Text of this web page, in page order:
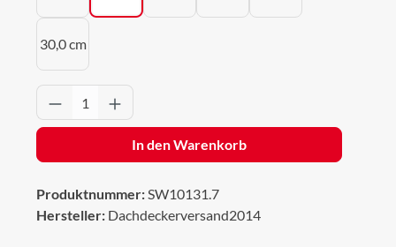
30,0 cm
Produkt Anzahl: Gib den gewünschten
In den Warenkorb
Produktnummer:SW10131.7
Hersteller: Dachdeckerversand2014